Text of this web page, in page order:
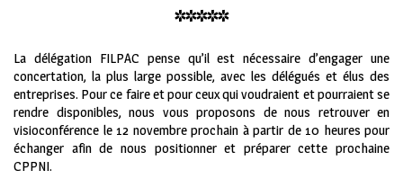
*****
La délégation FILPAC pense qu’il est nécessaire d’engager une
concertation, la plus large possible, avec les délégués et élus des
entreprises. Pour ce faire et pour ceux qui voudraient et pourraient se
rendre disponibles, nous vous proposons de nous retrouver en
visioconférence le 12 novembre prochain à partir de 10 heures pour
échanger afin de nous positionner et préparer cette prochaine
CPPNI.